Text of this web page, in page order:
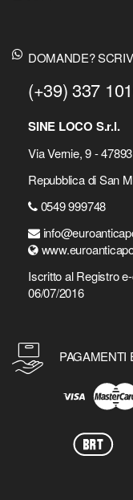
DOMANDE?
(+39) 337
SINE LOCO S.r.l.
Via Vernie, 9 -
Repubblica di San
0549 999748
Iscritto al Registro
06/07/2016
PAGAMENTI